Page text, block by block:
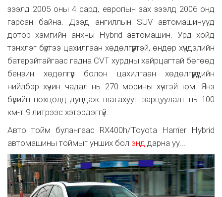
зээлд 2005 оны 4 сард, европын зах зээлд 2006 онд
гарсан байна. Дээд ангиллын SUV автомашинууд
дотор хамгийн анхны Hybrid автомашин. Урд хойд
тэнхлэг бүртээ цахилгаан хөдөлгүүртэй, өндөр хүчдэлийн
батерэйтайгаас гадна CVT хурдны хайрцагтай бөгөөд
бензин хөдөлгүүр болон цахилгаан хөдөлгүүрүүдийн
нийлбэр хүчин чадал нь 270 морины хүчтэй юм. Янз
бүрийн нөхцөлд дундаж шатахуун зарцуулалт нь 100
км-т 9 литрээс хэтэрдэггүй.
Авто тойм булангаас RX400h/Toyota Harrier Hybrid
автомашины тоймыг унших бол энд дарна уу...